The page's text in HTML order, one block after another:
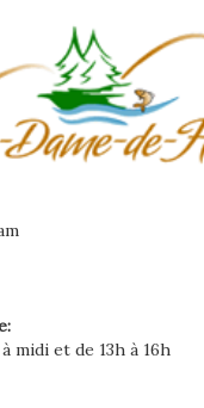
midi et de 13h à 16h